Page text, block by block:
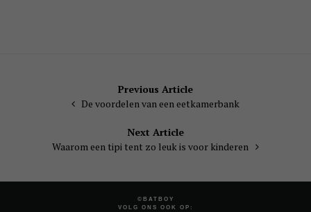
navigatie
Previous Article
De voordelen van een eetkamerbank
Next Article
Waarom een tipi tent zo leuk is voor kinderen
©BATBOY
VOLG ONS OOK OP: